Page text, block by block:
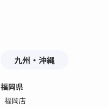
九州・沖縄
福岡県
福岡店